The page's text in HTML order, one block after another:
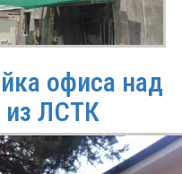
офиса над
из ЛСТК